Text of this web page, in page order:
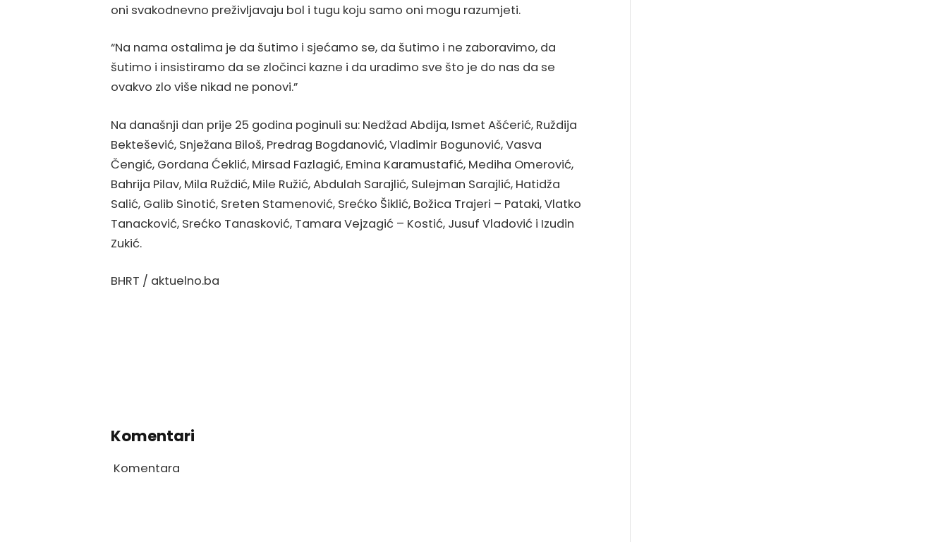
oni svakodnevno preživljavaju bol i tugu koju samo oni mogu razumjeti.
“Na nama ostalima je da šutimo i sjećamo se, da šutimo i ne zaboravimo, da
šutimo i insistiramo da se zločinci kazne i da uradimo sve što je do nas da se
ovakvo zlo više nikad ne ponovi.”
Na današnji dan prije 25 godina poginuli su: Nedžad Abdija, Ismet Ašćerić, Ruždija
Bektešević, Snježana Biloš, Predrag Bogdanović, Vladimir Bogunović, Vasva
Čengić, Gordana Ćeklić, Mirsad Fazlagić, Emina Karamustafić, Mediha Omerović,
Bahrija Pilav, Mila Ruždić, Mile Ružić, Abdulah Sarajlić, Sulejman Sarajlić, Hatidža
Salić, Galib Sinotić, Sreten Stamenović, Srećko Šiklić, Božica Trajeri – Pataki, Vlatko
Tanacković, Srećko Tanasković, Tamara Vejzagić – Kostić, Jusuf Vladović i Izudin
Zukić.
BHRT / aktuelno.ba
Komentari
Komentara